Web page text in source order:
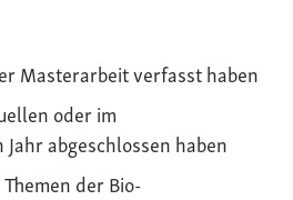
Masterarbeit verfasst haben
oder im
abgeschlossen haben
der Bio-